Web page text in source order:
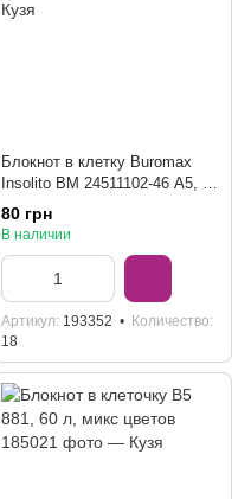
Блокнот в клетку Buromax
Insolito BM 24511102-46 А5, 96
листов, твердая обложка soft-
touch
80 грн
В наличии
Артикул 193352
Количество
18